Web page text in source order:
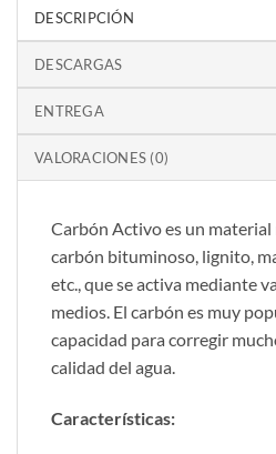
DESCRIPCIÓN
DESCARGAS
ENTREGA
VALORACIONES (0)
Carbón Activo es un
carbón bituminoso, lignito,
etc., que se activa mediante
medios. El carbón es muy
capacidad para corregir
calidad del agua.
Características: